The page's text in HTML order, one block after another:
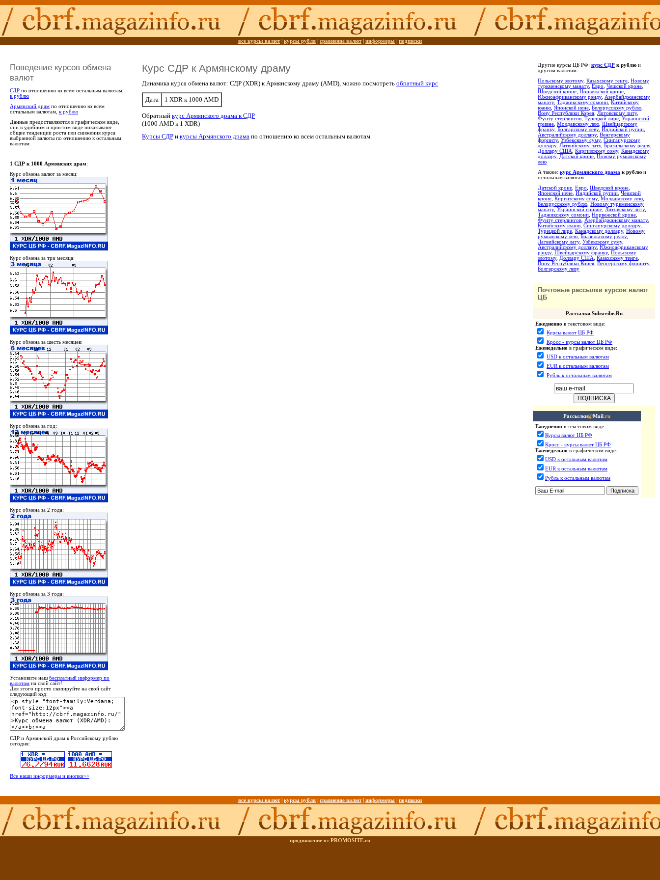
все курсы валют| курсы рубля сравнение валют| информеры подписки
Поведение курсов обмена
валют
СДР по отношению ко всем остальным валютам,
к рублю
Армянский драм по отношению ко всем
остальным валютам, к рублю
Данные предоставляются в графическом виде,
они в удобном и простом виде показывают
общие тенденции роста или снижения курса
выбранной валюты по отношению к остальным
валютам.
Курс СДР к Армянскому драму
Динамика курса обмена валют: СДР (XDR) к Армянскому драму (AMD), можно посмотреть обратный курс
Дата 1 XDR к 1000 AMD
Обратный курс Армянского драма к СДР
(1000 AMD к 1 XDR)
Курсы СДР и курсы Армянского драма по отношению ко всем остальным валютам.
Другие курсы ЦБ РФ: курс СДР к рублю и
другим валютам:
Польскому злотому, Казахскому тенге Новому
туркменскому манату, Евро Чешской кроне
Шведской кроне Норвежской кроне
Южноафриканскому рэнду, Азербайджанскому
манату, Таджикскому сомони Китайскому
юаню
Японской иене Белорусскому рублю
Вону Республики Корея Литовскому литу,
Фунту стерлингов Турецкой лире Украинской
гривне Молдавскому лею Швейцарскому
франку, Болгарскому леву, Индийской рупии
Австралийскому доллару, Венгерскому
форинту, Узбекскому суму, Сингапурскому
доллару, Латвийскому лату, Бразильскому реалу,
Доллару США
Киргизскому сому, Канадскому
доллару, Датской кроне Новому румынскому
лею
А также: курс Армянского драма к рублю и
остальным валютам:
Датской кроне Евро Шведской кроне
Японской иене Индийской рупии Чешской
кроне Киргизскому сому, Молдавскому лею
Белорусскому рублю Новому туркменскому
манату, Украинской гривне Литовскому литу,
Таджикскому сомони Норвежской кроне
Фунту стерлингов
Азербайджанскому манату,
Китайскому юаню Сингапурскому доллару,
Турецкой лире Канадскому доллару, Новому
румынскому лею Бразильскому реалу,
Латвийскому лату, Узбекскому суму,
Австралийскому доллару, Южноафриканскому
рэнду, Швейцарскому франку, Польскому
злотому, Доллару США Казахскому тенге
Вону Республики Корея Венгерскому форинту,
Болгарскому леву
Почтовые рассылки курсов валют
ЦБ
Рассылки Subscribe.Ru
Ежедневно в текстовом виде:
Курсы валют ЦБ РФ
Кросс - курсы валют ЦБ РФ
Еженедельно в графическом виде:
USD к остальным валютам
EUR к остальным валютам
Рубль к остальным валютам
Рассылки@Mail.ru
Ежедневно в текстовом виде:
Курсы валют ЦБ РФ
Кросс - курсы валют ЦБ РФ
Еженедельно в графическом виде:
USD к остальным валютам
EUR к остальным валютам
Рубль к остальным валютам
1 СДР к 1000 Армянских драм:
Курс обмена валют за месяц:
Курс обмена за три месяца:
Курс обмена за шесть месяцев:
Курс обмена за год:
Курс обмена за 2 года:
Курс обмена за 3 года:
Установите наш бесплатный информер по
валютам на свой сайт!
Для этого просто скопируйте на свой сайт
следующий код:
СДР и Армянский драм к Российскому рублю
сегодня:
Все наши информеры и кнопки>>
все курсы валют| курсы рубля сравнение валют| информеры подписки
продвижение от PROMOSITE.ru